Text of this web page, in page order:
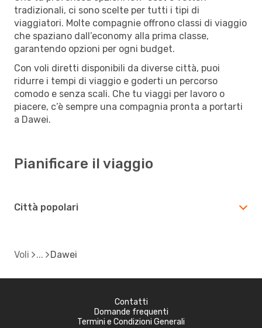
tradizionali, ci sono scelte per tutti i tipi di
viaggiatori. Molte compagnie offrono classi di viaggio
che spaziano dall’economy alla prima classe,
garantendo opzioni per ogni budget.
Con voli diretti disponibili da diverse città, puoi
ridurre i tempi di viaggio e goderti un percorso
comodo e senza scali. Che tu viaggi per lavoro o
piacere, c’è sempre una compagnia pronta a portarti
a Dawei.
Pianificare il viaggio
Città popolari
Voli Dawei
Contatti
Domande frequenti
Termini e Condizioni Generali